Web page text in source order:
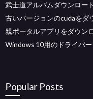
武士道アルバムダウンロー
古いバージョンのcudaをダ
親ポータルアプリをダウン
Windows 10用のドライバ
Popular Posts